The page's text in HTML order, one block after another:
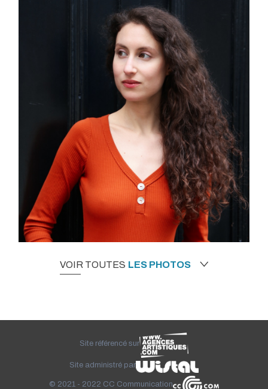
VOIR TOUTES LES PHOTOS
Site référencé sur
Site administré par
© 2021 - 2022 CC Communication